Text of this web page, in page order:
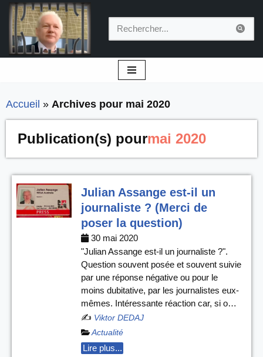
Aller
au
contenu
Accueil » Archives pour mai 2020
Publication(s) pourmai 2020
Julian Assange est-il un
journaliste ? (Merci de
poser la question)
30 mai 2020
"Julian Assange est-il un journaliste ?".
Question souvent posée et souvent suivie
par une réponse négative ou pour le
moins dubitative, par les journalistes eux-
mêmes. Intéressante réaction car, si o…
✍️ Viktor DEDAJ
Actualité
Lire plus...